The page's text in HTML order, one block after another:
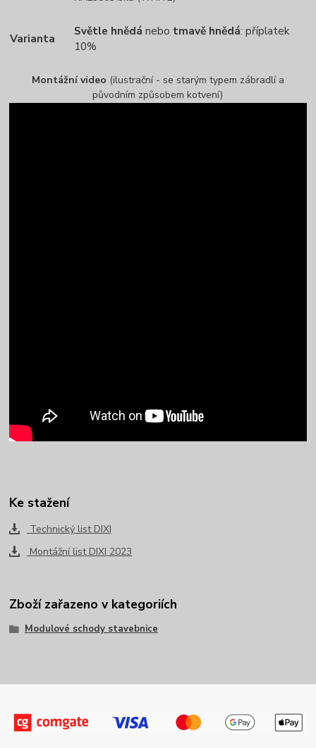
Varianta
Světle hnědá nebo tmavě hnědá: příplatek
10%
Montážní video (ilustrační - se starým typem zábradlí a
původním způsobem kotvení)
Ke stažení
Technický list DIXI
Montážní list DIXI 2023
Zboží zařazeno v kategoriích
Modulové schody stavebnice